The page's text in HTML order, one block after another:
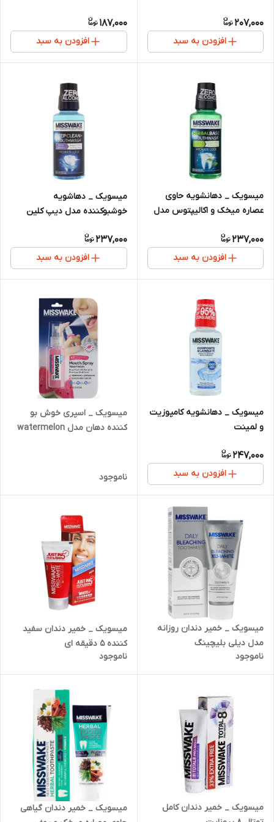
207,000
افزودن به سبد
187,000
افزودن به سبد
میسویک _ دهانشویه حاوی
عصاره میخک و اکالیپتوس مدل
237,000
افزودن به سبد
میسویک _ دهاشویه
خوشبوکننده مدل دیپ کلین
237,000
افزودن به سبد
میسویک _ دهانشویه کامپوزیت
و لمینت
247,000
افزودن به سبد
میسویک _ اسپری خوش بو
کننده دهان مدل watermelon
ناموجود
میسویک _ خمیر دندان روزانه
مدل دیلی بلیچینگ
ناموجود
میسویک _ خمیر دندان سفید
کننده 5 دقیقه ای
ناموجود
میسویک _ خمیر دندان کامل
میسویک _ خمیر دندان گیاهی